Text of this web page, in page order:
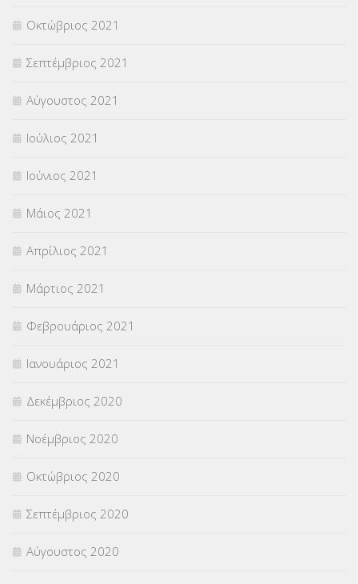
Οκτώβριος 2021
Σεπτέμβριος 2021
Αύγουστος 2021
Ιούλιος 2021
Ιούνιος 2021
Μάιος 2021
Απρίλιος 2021
Μάρτιος 2021
Φεβρουάριος 2021
Ιανουάριος 2021
Δεκέμβριος 2020
Νοέμβριος 2020
Οκτώβριος 2020
Σεπτέμβριος 2020
Αύγουστος 2020